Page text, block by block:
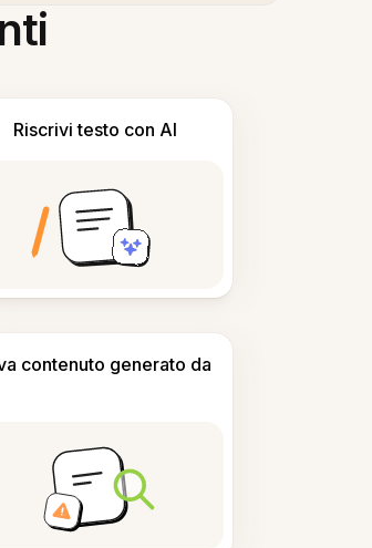
Riscrivi testo con AI
contenuto generato da